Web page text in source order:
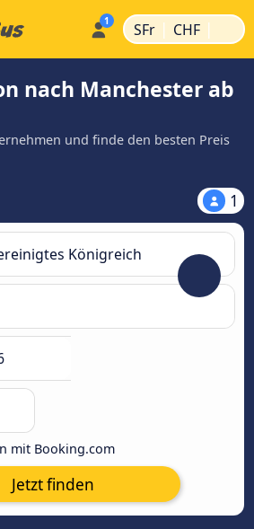
SFr | CHF |
nach Manchester ab
und finde den besten Preis
1
mit Booking.com
Jetzt finden